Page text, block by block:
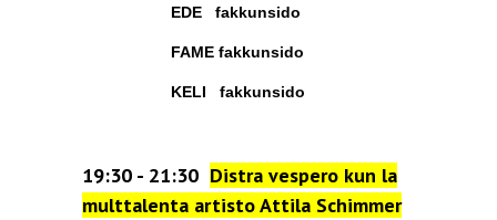
EDE fakkunsido
FAME fakkunsido
KELI fakkunsido
19:30 - 21:30 Distra vespero kun la
multtalenta artistoAttila Schimmer